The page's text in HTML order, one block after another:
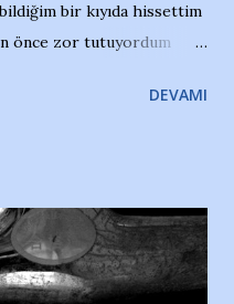
bir kıyıda hissettim
önce zor tutuyordum
web
1964 Adana Yüzme
kuru bir kız çocuğu
Kulübü
DEVAMI